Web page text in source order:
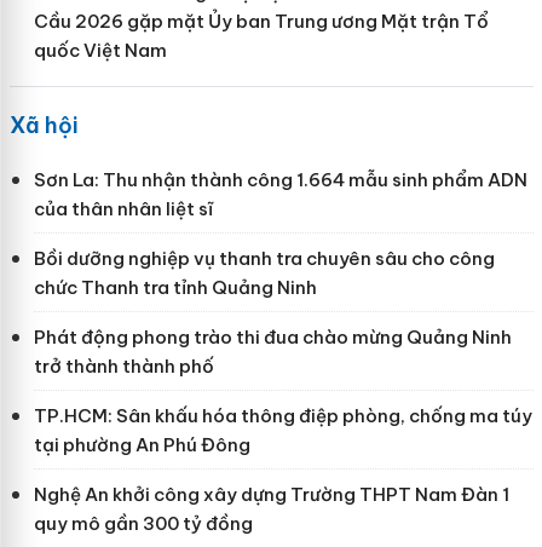
Cầu 2026 gặp mặt Ủy ban Trung ương Mặt trận Tổ
quốc Việt Nam
Xã hội
Sơn La: Thu nhận thành công 1.664 mẫu sinh phẩm ADN
của thân nhân liệt sĩ
Bồi dưỡng nghiệp vụ thanh tra chuyên sâu cho công
chức Thanh tra tỉnh Quảng Ninh
Phát động phong trào thi đua chào mừng Quảng Ninh
trở thành thành phố
TP.HCM: Sân khấu hóa thông điệp phòng, chống ma túy
tại phường An Phú Đông
Nghệ An khởi công xây dựng Trường THPT Nam Đàn 1
quy mô gần 300 tỷ đồng